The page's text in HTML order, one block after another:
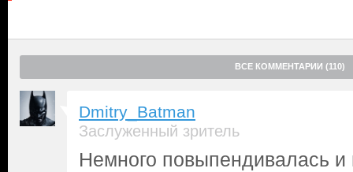
ВСЕ КОММЕНТАРИИ (110)
Dmitry_Batman
Заслуженный зритель
Немного повыпендивалась и